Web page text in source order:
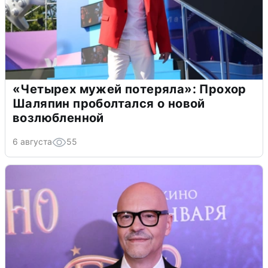
«Четырех мужей потеряла»: Прохор
Шаляпин проболтался о новой
возлюбленной
6 августа 55